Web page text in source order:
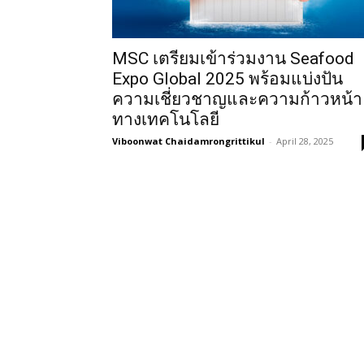
MSC เตรียมเข้าร่วมงาน Seafood
Expo Global 2025 พร้อมแบ่งปัน
ความเชี่ยวชาญและความก้าวหน้า
ทางเทคโนโลยี
Viboonwat Chaidamrongrittikul - April 28, 2025